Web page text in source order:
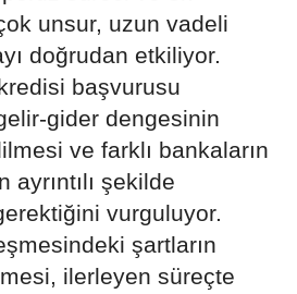
unsur, uzun vadeli
doğrudan etkiliyor.
başvurusu
gider dengesinin
ve farklı bankaların
şekilde
vurguluyor.
şartların
ilerleyen süreçte